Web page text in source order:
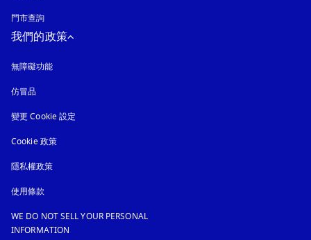
門市查詢
我們的政策
無障礙功能
仿冒品
變更 Cookie 設定
Cookie 政策以新標籤頁開啟
隱私權政策
使用條款
WE DO NOT SELL YOUR PERSONAL
INFORMATION